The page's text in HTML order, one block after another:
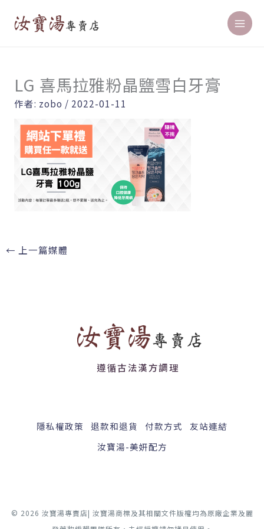
LG 喜馬拉雅粉晶鹽雪白牙膏
作者: zobo / 2022-01-11
← 上一篇媒體
遵循古法漢方調理
隱私權政策 退款和退貨 付款方式
友站連結
汝寶湯-美妍配方
© 2026 汝寶湯專賣店| 汝寶湯商標及其相關文件版權均為原廠企業及麗